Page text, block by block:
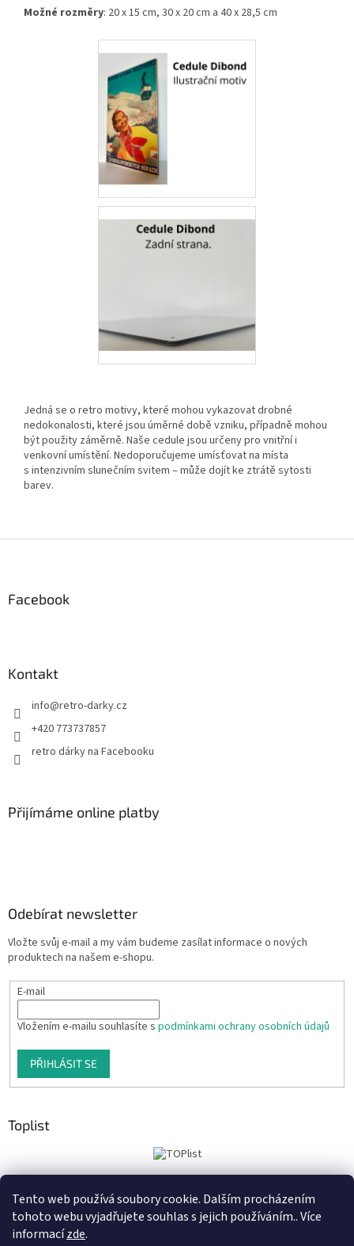
Tento web používá soubory cookie. Dalším procházením
tohoto webu vyjadřujete souhlas s jejich používáním.. Více
informacízde.
Možné rozměry: 20 x 15 cm, 30 x 20 cm a 40 x 28,5 cm
Jedná se o retro motivy, které mohou vykazovat drobné
nedokonalosti, které jsou úměrné době vzniku, případně mohou
být použity záměrně. Naše cedule jsou určeny pro vnitřní i
venkovní umístění. Nedoporučujeme umísťovat na místa
s intenzivním slunečním svitem – může dojít ke ztrátě sytosti
barev.
Facebook
Kontakt
info@retro-darky.cz
+420 773737857
retro dárky na Facebooku
Přijímáme online platby
Odebírat newsletter
Vložte svůj e-mail a my vám budeme zasílat informace o nových
produktech na našem e-shopu.
E-mail
Vložením e-mailu souhlasíte s podmínkami ochrany osobních údajů
PŘIHLÁSIT SE
Toplist
Tiskoteka.cz Krowki.cz Cedule-Cedulky.cz